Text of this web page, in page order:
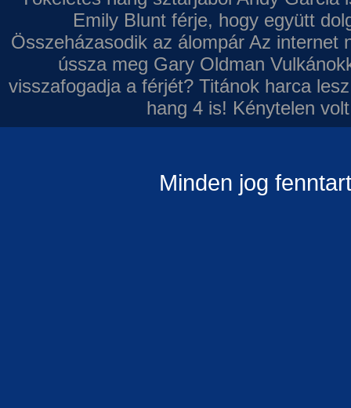
Emily Blunt férje, hogy együtt
Összeházasodik az álompár Az internet
ússza meg Gary Oldman
visszafogadja a férjét? Titánok harca
hang 4 is! Kénytelen
Minden jog